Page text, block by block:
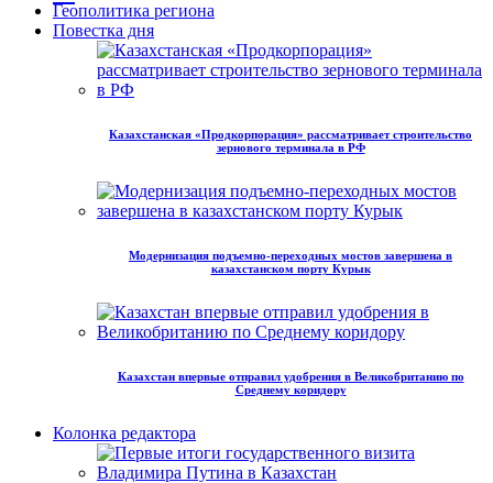
Геополитика региона
Повестка дня
Казахстанская «Продкорпорация» рассматривает строительство
зернового терминала в РФ
Модернизация подъемно-переходных мостов завершена в
казахстанском порту Курык
Казахстан впервые отправил удобрения в Великобританию по
Среднему коридору
Колонка редактора